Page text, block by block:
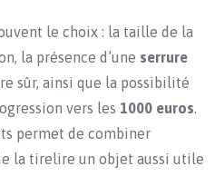
le choix : la taille de la
la présence d’une serrure
sûr, ainsi que la possibilité
vers les 1000 euros.
permet de combiner
la tirelire un objet aussi utile